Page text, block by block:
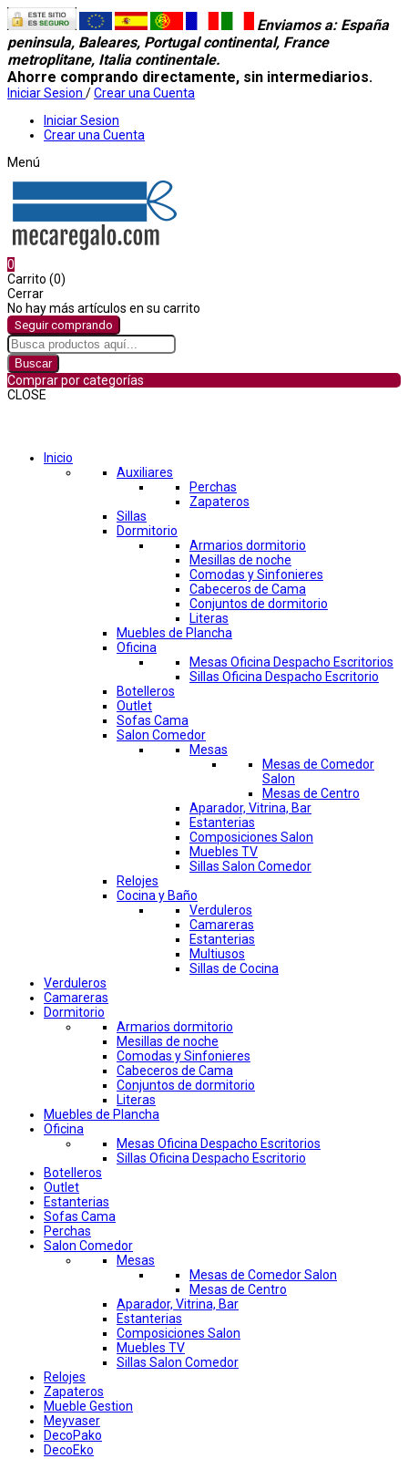
Enviamos a: España
peninsula, Baleares, Portugal continental, France
metroplitane, Italia continentale.
Ahorre comprando directamente, sin intermediarios.
Iniciar Sesion /Crear una Cuenta
Iniciar Sesion
Crear una Cuenta
Menú
0
Carrito (0)
Cerrar
No hay más artículos en su carrito
Seguir comprando
Buscar
Comprar por categorías
CLOSE
Inicio
Auxiliares
Perchas
Zapateros
Sillas
Dormitorio
Armarios dormitorio
Mesillas de noche
Comodas y Sinfonieres
Cabeceros de Cama
Conjuntos de dormitorio
Literas
Muebles de Plancha
Oficina
Mesas Oficina Despacho Escritorios
Sillas Oficina Despacho Escritorio
Botelleros
Outlet
Sofas Cama
Salon Comedor
Mesas
Mesas de Comedor
Salon
Mesas de Centro
Aparador, Vitrina, Bar
Estanterias
Composiciones Salon
Muebles TV
Sillas Salon Comedor
Relojes
Cocina y Baño
Verduleros
Camareras
Estanterias
Multiusos
Sillas de Cocina
Verduleros
Camareras
Dormitorio
Armarios dormitorio
Mesillas de noche
Comodas y Sinfonieres
Cabeceros de Cama
Conjuntos de dormitorio
Literas
Muebles de Plancha
Oficina
Mesas Oficina Despacho Escritorios
Sillas Oficina Despacho Escritorio
Botelleros
Outlet
Estanterias
Sofas Cama
Perchas
Salon Comedor
Mesas
Mesas de Comedor Salon
Mesas de Centro
Aparador, Vitrina, Bar
Estanterias
Composiciones Salon
Muebles TV
Sillas Salon Comedor
Relojes
Zapateros
Mueble Gestion
Meyvaser
DecoPako
DecoEko